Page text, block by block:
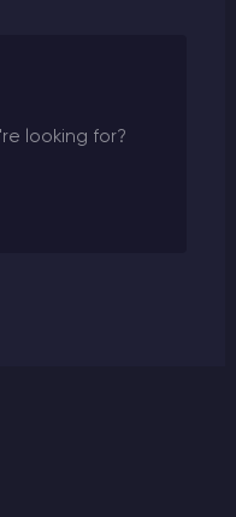
looking for?